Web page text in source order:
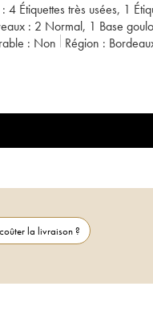
4 Étiquettes très usées, 1
: 2 Normal, 1 Base
: non Région :
la livraison ?